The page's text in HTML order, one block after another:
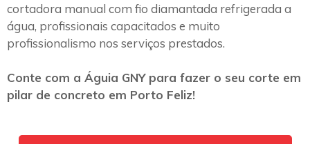
cortadora manual com fio diamantada refrigerada a
água, profissionais capacitados e muito
profissionalismo nos serviços prestados.
Conte com a Águia GNY para fazer o seu corte em
pilar de concreto em Porto Feliz!